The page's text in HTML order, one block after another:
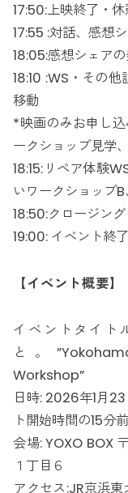
17:50:上映終了・
17:55 :対話、感想
18:05:感想シェア
18:10 :WS・その
移動
*映画のみお申し
ークショップ見学
18:15:リペア体験
いワークショップ
18:50:クロージング
19:00: イベント終了
【イベント概要】
イベントタイト
と。
Workshop”
日時: 2026年1月
ト開始時間の15分前
会場: YOXO BOX
１丁目６
アクセス:JR京浜